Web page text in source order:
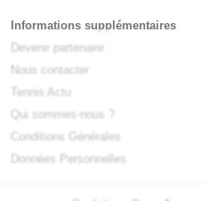
Informations supplémentaires
Devenir partenaire
Nous contacter
Tennis Actu
Qui sommes-nous ?
Conditions Générales
Données Personnelles